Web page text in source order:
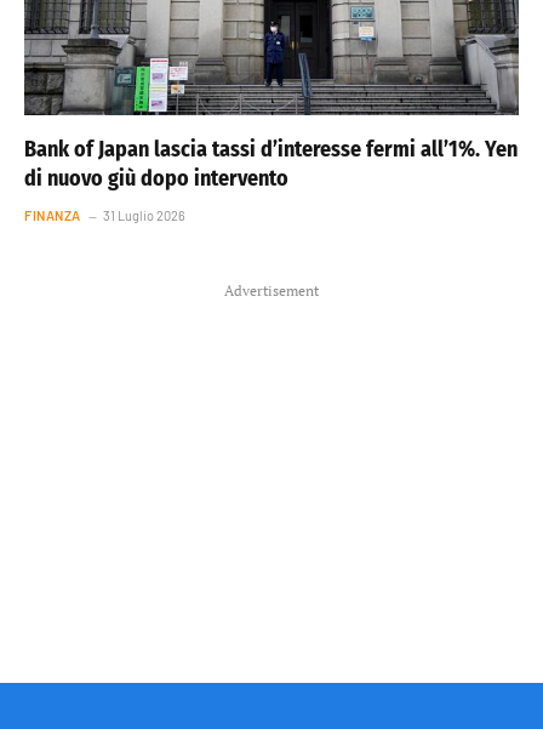
Bank of Japan lascia tassi d’interesse fermi all’1%. Yen
di nuovo giù dopo intervento
FINANZA 31 Luglio 2026
Advertisement